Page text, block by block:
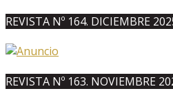
REVISTA Nº 164. DICIEMBRE
REVISTA Nº 163. NOVIEMBRE